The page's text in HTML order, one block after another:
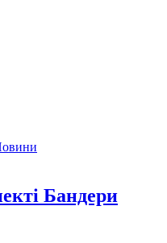
Бандери